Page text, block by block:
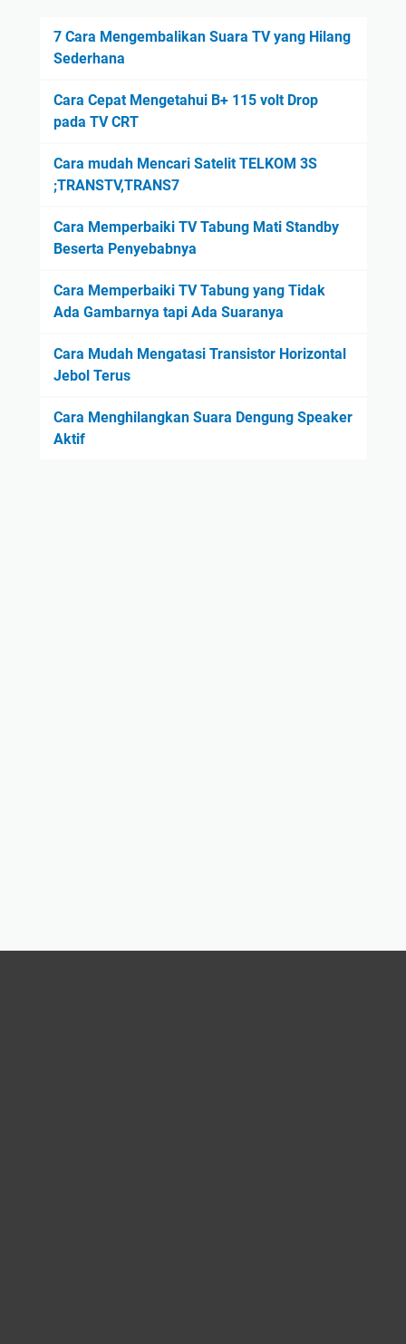
7 Cara Mengembalikan Suara TV yang Hilang
Sederhana
Cara Cepat Mengetahui B+ 115 volt Drop
pada TV CRT
Cara mudah Mencari Satelit TELKOM 3S
;TRANSTV,TRANS7
Cara Memperbaiki TV Tabung Mati Standby
Beserta Penyebabnya
Cara Memperbaiki TV Tabung yang Tidak
Ada Gambarnya tapi Ada Suaranya
Cara Mudah Mengatasi Transistor Horizontal
Jebol Terus
Cara Menghilangkan Suara Dengung Speaker
Aktif